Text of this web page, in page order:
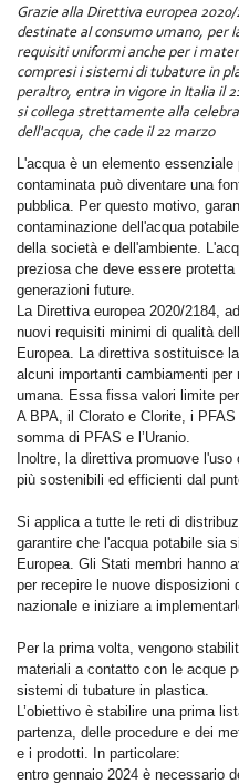
Grazie alla Direttiva europea
destinate al consumo umano, per
requisiti uniformi anche per i
compresi i sistemi di tubature in
peraltro, entra in vigore in Italia il
si collega strettamente alla
dell'acqua, che cade il 22 marzo
L'acqua è un elemento
contaminata può diventare una
pubblica. Per questo motivo,
contaminazione dell'acqua
della società e dell'ambiente.
preziosa che deve essere
generazioni future.
La Direttiva europea 2020/2184,
nuovi requisiti minimi di qualità
Europea. La direttiva sostituisce
alcuni importanti cambiamenti
umana. Essa fissa valori limite
A BPA, il Clorato e Clorite, i
somma di PFAS e l’Uranio.
Inoltre, la direttiva promuove
più sostenibili ed efficienti dal
Si applica a tutte le reti di
garantire che l'acqua potabile sia
Europea. Gli Stati membri hanno
per recepire le nuove disposizioni
nazionale e iniziare a
Per la prima volta, vengono
materiali a contatto con le acque
sistemi di tubature in plastica.
L’obiettivo è stabilire una prima
partenza, delle procedure e dei
e i prodotti. In particolare:
entro gennaio 2024 è necessario